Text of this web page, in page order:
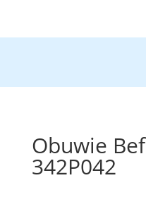
Obuwie
342P042